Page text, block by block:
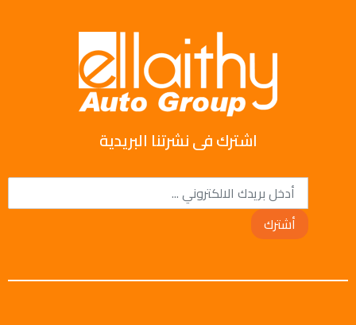
اشترك فى نشرتنا البريدية
أشترك